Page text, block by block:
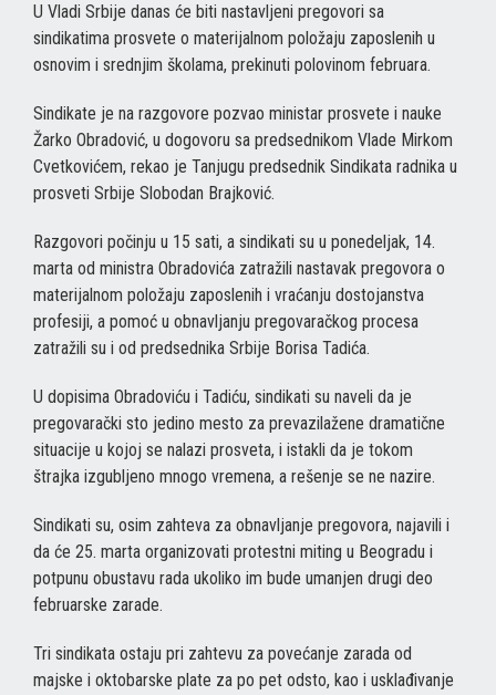
U Vladi Srbije danas će biti nastavljeni pregovori sa
sindikatima prosvete o materijalnom položaju zaposlenih u
osnovim i srednjim školama, prekinuti polovinom februara.
Sindikate je na razgovore pozvao ministar prosvete i nauke
Žarko Obradović, u dogovoru sa predsednikom Vlade Mirkom
Cvetkovićem, rekao je Tanjugu predsednik Sindikata radnika u
prosveti Srbije Slobodan Brajković.
Razgovori počinju u 15 sati, a sindikati su u ponedeljak, 14.
marta od ministra Obradovića zatražili nastavak pregovora o
materijalnom položaju zaposlenih i vraćanju dostojanstva
profesiji, a pomoć u obnavljanju pregovaračkog procesa
zatražili su i od predsednika Srbije Borisa Tadića.
U dopisima Obradoviću i Tadiću, sindikati su naveli da je
pregovarački sto jedino mesto za prevazilažene dramatične
situacije u kojoj se nalazi prosveta, i istakli da je tokom
štrajka izgubljeno mnogo vremena, a rešenje se ne nazire.
Sindikati su, osim zahteva za obnavljanje pregovora, najavili i
da će 25. marta organizovati protestni miting u Beogradu i
potpunu obustavu rada ukoliko im bude umanjen drugi deo
februarske zarade.
Tri sindikata ostaju pri zahtevu za povećanje zarada od
majske i oktobarske plate za po pet odsto, kao i usklađivanje